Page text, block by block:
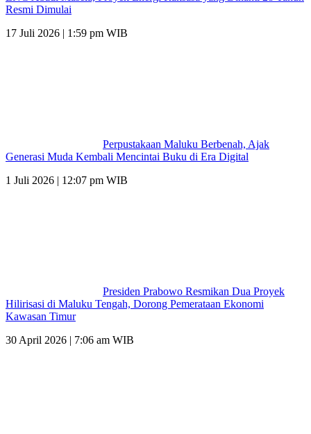
Resmi Dimulai
17 Juli 2026 | 1:59 pm WIB
Perpustakaan Maluku Berbenah, Ajak
Generasi Muda Kembali Mencintai Buku di Era Digital
1 Juli 2026 | 12:07 pm WIB
Presiden Prabowo Resmikan Dua Proyek
Hilirisasi di Maluku Tengah, Dorong Pemerataan Ekonomi
Kawasan Timur
30 April 2026 | 7:06 am WIB